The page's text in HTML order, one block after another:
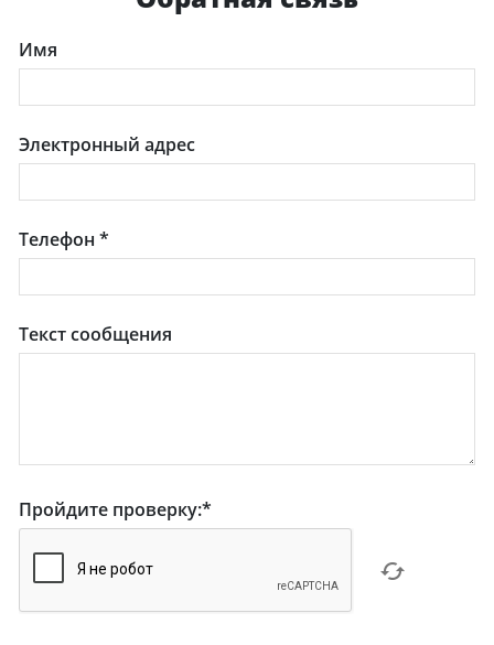
Имя
Электронный адрес
Телефон*
Текст сообщения
Пройдите проверку:*